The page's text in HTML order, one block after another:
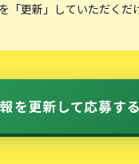
更新」していただく
を更新して応募す